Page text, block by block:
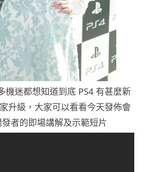
機迷都想知道到底 PS4 有甚麼新
升級，大家可以看看今天發佈會
者的即場講解及示範短片